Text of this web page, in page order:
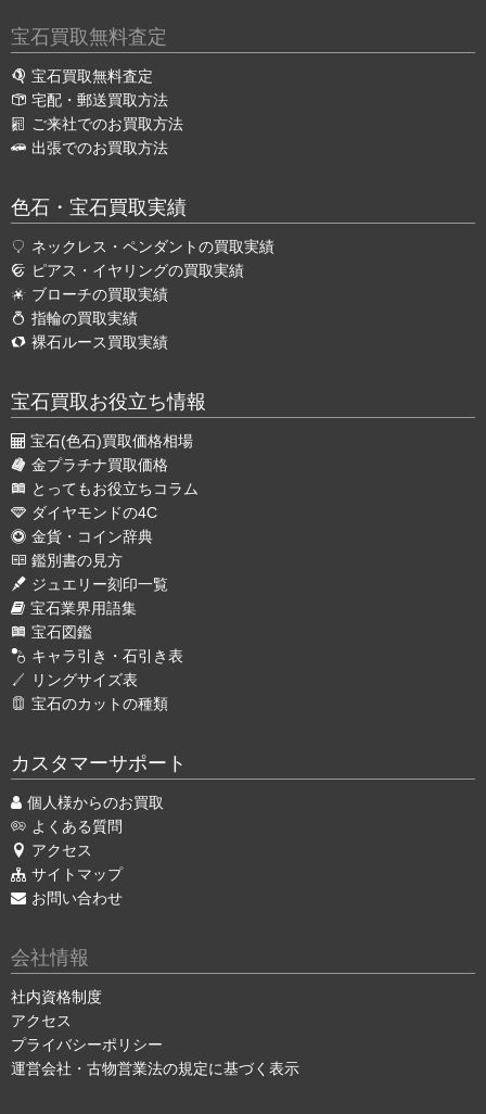
宝石買取無料査定
宝石買取無料査定
宅配・郵送買取方法
ご来社でのお買取方法
出張でのお買取方法
色石・宝石買取実績
ネックレス・ペンダントの買取実績
ピアス・イヤリングの買取実績
ブローチの買取実績
指輪の買取実績
裸石ルース買取実績
宝石買取お役立ち情報
宝石(色石)買取価格相場
金プラチナ買取価格
とってもお役立ちコラム
ダイヤモンドの4C
金貨・コイン辞典
鑑別書の見方
ジュエリー刻印一覧
宝石業界用語集
宝石図鑑
キャラ引き・石引き表
リングサイズ表
宝石のカットの種類
カスタマーサポート
個人様からのお買取
よくある質問
アクセス
サイトマップ
お問い合わせ
会社情報
社内資格制度
アクセス
プライバシーポリシー
運営会社・古物営業法の規定に基づく表示